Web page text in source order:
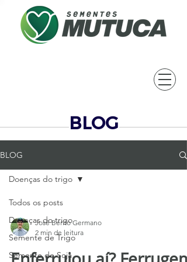
BLOG
BLOG
Todos os posts
Doenças do trigo
Semente de Trigo
Semente de Soja
Doenças do trigo
José Bento Germano
2 min de leitura